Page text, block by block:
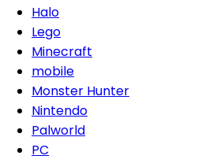
Halo
Lego
Minecraft
mobile
Monster Hunter
Nintendo
Palworld
PC